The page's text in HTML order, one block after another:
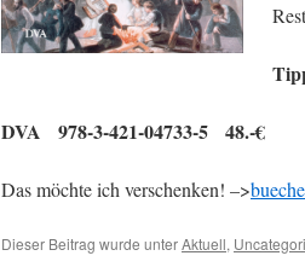
DVA 978-3-421-04733-5 48.-€
Das möchte ich verschenken! –>
Dieser Beitrag wurde unterAktuell,